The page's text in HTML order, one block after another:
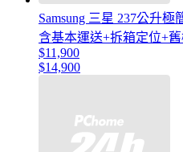
Samsung 三星 237公升
含基本運送+拆箱定位+
$11,900
$14,900